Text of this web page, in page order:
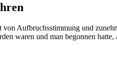
Aufbruchsstimmung und
waren und man begonnen